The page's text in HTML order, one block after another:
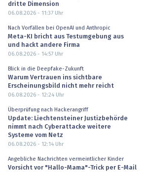
dritte Dimension
06.08.2026 - 11:37Uhr
Nach Vorfällen bei OpenAI und Anthropic
Meta-KI bricht aus Testumgebung aus
und hackt andere Firma
06.08.2026 - 14:57Uhr
Blick in die Deepfake-Zukunft
Warum Vertrauen ins sichtbare
Erscheinungsbild nicht mehr reicht
06.08.2026 - 12:24Uhr
Überprüfung nach Hackerangriff
Update: Liechtensteiner Justizbehörde
nimmt nach Cyberattacke weitere
Systeme vom Netz
06.08.2026 - 12:14Uhr
Angebliche Nachrichten vermeintlicher Kinder
Vorsicht vor "Hallo-Mama"-Trick per E-Mail